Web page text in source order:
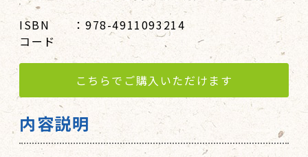
ISBN
コード
：978-4911093214
こちらでご購入いただけます
内容説明